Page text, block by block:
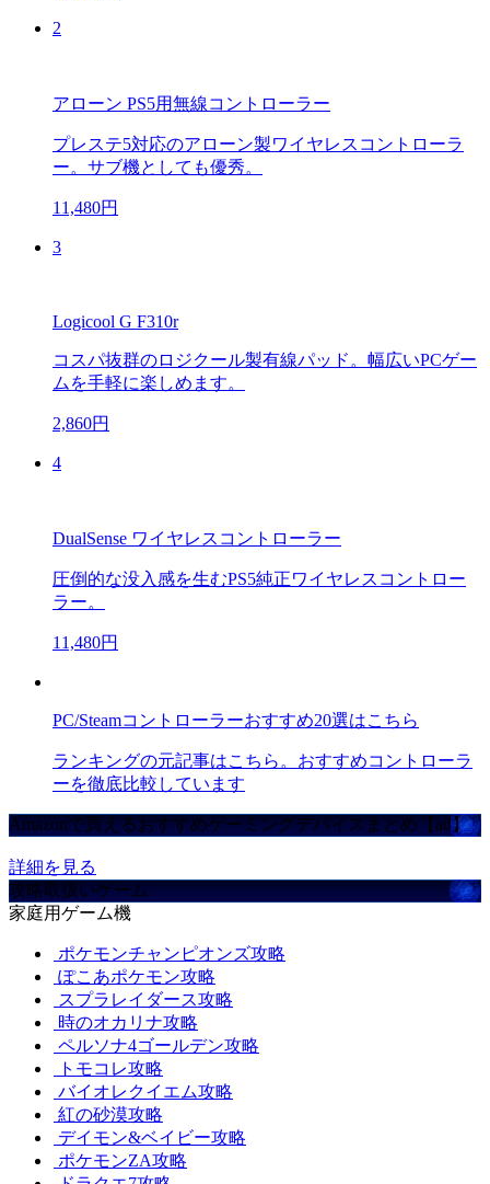
2
アローン PS5用無線コントローラー
プレステ5対応のアローン製ワイヤレスコントローラ
ー。サブ機としても優秀。
11,480円
3
Logicool G F310r
コスパ抜群のロジクール製有線パッド。幅広いPCゲー
ムを手軽に楽しめます。
2,860円
4
DualSense ワイヤレスコントローラー
圧倒的な没入感を生むPS5純正ワイヤレスコントロー
ラー。
11,480円
PC/Steamコントローラーおすすめ20選はこちら
ランキングの元記事はこちら。おすすめコントローラ
ーを徹底比較しています
Amazonで買えるおすすめゲーミングデバイスまとめ【ad】
詳細を見る
攻略取扱いゲーム
家庭用ゲーム機
ポケモンチャンピオンズ攻略
ぽこあポケモン攻略
スプラレイダース攻略
時のオカリナ攻略
ペルソナ4ゴールデン攻略
トモコレ攻略
バイオレクイエム攻略
紅の砂漠攻略
デイモン&ベイビー攻略
ポケモンZA攻略